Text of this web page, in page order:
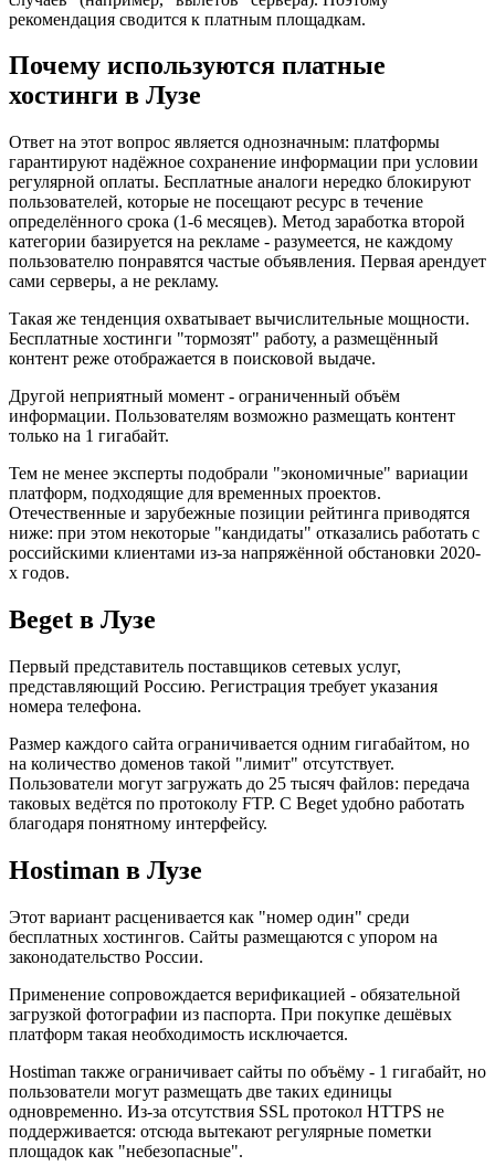
рекомендация сводится к платным площадкам.
Почему используются платные
хостинги в Лузе
Ответ на этот вопрос является однозначным: платформы
гарантируют надёжное сохранение информации при условии
регулярной оплаты. Бесплатные аналоги нередко блокируют
пользователей, которые не посещают ресурс в течение
определённого срока (1-6 месяцев). Метод заработка второй
категории базируется на рекламе - разумеется, не каждому
пользователю понравятся частые объявления. Первая арендует
сами серверы, а не рекламу.
Такая же тенденция охватывает вычислительные мощности.
Бесплатные хостинги "тормозят" работу, а размещённый
контент реже отображается в поисковой выдаче.
Другой неприятный момент - ограниченный объём
информации. Пользователям возможно размещать контент
только на 1 гигабайт.
Тем не менее эксперты подобрали "экономичные" вариации
платформ, подходящие для временных проектов.
Отечественные и зарубежные позиции рейтинга приводятся
ниже: при этом некоторые "кандидаты" отказались работать с
российскими клиентами из-за напряжённой обстановки 2020-
х годов.
Beget в Лузе
Первый представитель поставщиков сетевых услуг,
представляющий Россию. Регистрация требует указания
номера телефона.
Размер каждого сайта ограничивается одним гигабайтом, но
на количество доменов такой "лимит" отсутствует.
Пользователи могут загружать до 25 тысяч файлов: передача
таковых ведётся по протоколу FTP. С Beget удобно работать
благодаря понятному интерфейсу.
Hostiman в Лузе
Этот вариант расценивается как "номер один" среди
бесплатных хостингов. Сайты размещаются с упором на
законодательство России.
Применение сопровождается верификацией - обязательной
загрузкой фотографии из паспорта. При покупке дешёвых
платформ такая необходимость исключается.
Hostiman также ограничивает сайты по объёму - 1 гигабайт, но
пользователи могут размещать две таких единицы
одновременно. Из-за отсутствия SSL протокол HTTPS не
поддерживается: отсюда вытекают регулярные пометки
площадок как "небезопасные".